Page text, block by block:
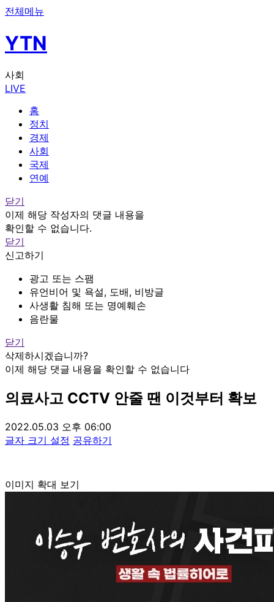
전체메뉴
YTN
사회
LIVE
홈
정치
경제
사회
국제
연예
닫기
이제 해당 작성자의 댓글 내용을
확인할 수 없습니다.
닫기
신고하기
광고 또는 스팸
유언비어 및 욕설, 도배, 비방글
사생활 침해 또는 명예훼손
음란물
닫기
삭제하시겠습니까?
이제 해당 댓글 내용을 확인할 수 없습니다
의료사고 CCTV 안줄 땐 이것부터 확보
2022.05.03 오후 06:00
글자 크기 설정 공유하기
이미지 확대 보기